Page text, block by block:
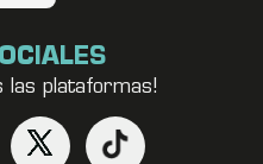
las plataformas!